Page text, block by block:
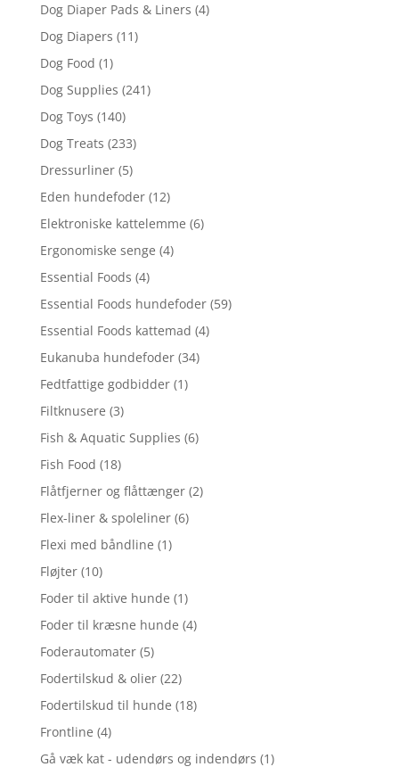
Dog Diaper Pads & Liners (4)
Dog Diapers (11)
Dog Food (1)
Dog Supplies (241)
Dog Toys (140)
Dog Treats (233)
Dressurliner (5)
Eden hundefoder (12)
Elektroniske kattelemme (6)
Ergonomiske senge (4)
Essential Foods (4)
Essential Foods hundefoder (59)
Essential Foods kattemad (4)
Eukanuba hundefoder (34)
Fedtfattige godbidder (1)
Filtknusere (3)
Fish & Aquatic Supplies (6)
Fish Food (18)
Flåtfjerner og flåttænger (2)
Flex-liner & spoleliner (6)
Flexi med båndline (1)
Fløjter (10)
Foder til aktive hunde (1)
Foder til kræsne hunde (4)
Foderautomater (5)
Fodertilskud & olier (22)
Fodertilskud til hunde (18)
Frontline (4)
Gå væk kat - udendørs og indendørs (1)